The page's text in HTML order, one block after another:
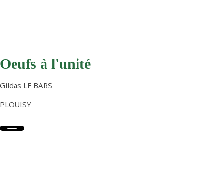
Oeufs à l'unité
Gildas LE BARS
PLOUISY